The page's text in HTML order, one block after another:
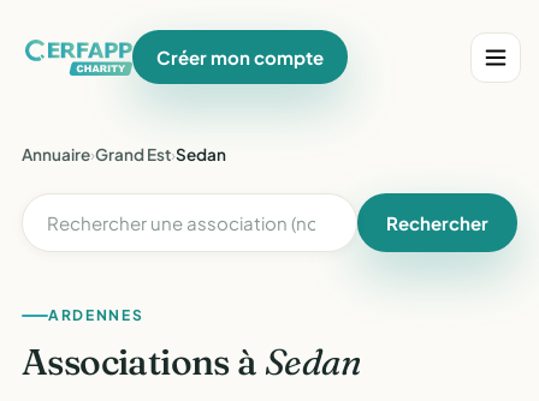
Créer mon compte
Annuaire›Grand Est›Sedan
Rechercher
ARDENNES
Associations à Sedan